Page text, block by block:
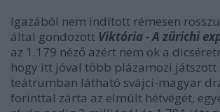
Igazából nem indított rémesen
által gondozott Viktória - A zürichi
az 1.179 néző azért nem ok a
hogy itt jóval több plázamozi játszott
teátrumban látható svájci-magyar
forinttal zárta az elmúlt hétvégét,